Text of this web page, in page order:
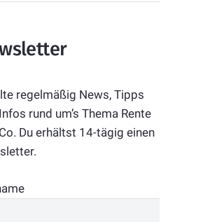
regelmäßig News, Tipps
rund um’s Thema Rente
Du erhältst 14-tägig einen